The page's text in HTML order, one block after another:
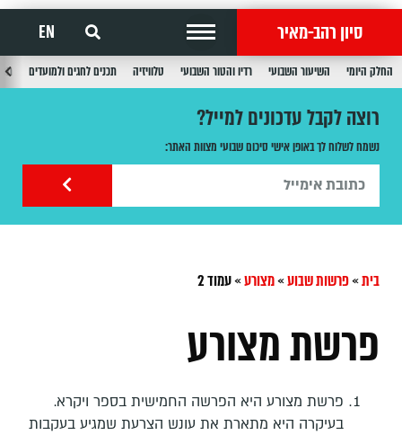
סיון רהב-מאיר EN
החלק היומי השיעור השבועי רדיו והטור השבועי טלוויזיה תכנים לחגים ולמועדים
רוצה לקבל עדכונים למייל?
נשמח לשלוח לך באופן אישי סיכום שבועי מצוות האתר:
בית»פרשות שבוע»מצורע»עמוד 2
פרשת מצורע
פרשת מצורע היא הפרשה החמישית בספר ויקרא.
בעיקרה היא מתארת את עונש הצרעת שמגיע בעקבות